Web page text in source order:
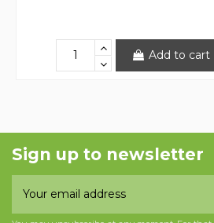
Add to cart
Sign up to newsletter